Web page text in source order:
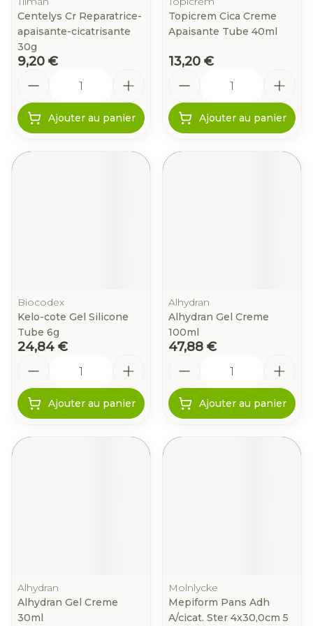
Centelys Cr Reparatrice-
apaisante-cicatrisante
30g
9,20 €
Ajouter au panier
Topicrem Cica Creme
Apaisante Tube 40ml
13,20 €
Ajouter au panier
Biocodex
Kelo-cote Gel Silicone
Tube 6g
24,84 €
Ajouter au panier
Alhydran
Alhydran Gel Creme
100ml
47,88 €
Ajouter au panier
Alhydran
Alhydran Gel Creme
30ml
Molnlycke
Mepiform Pans Adh
A/cicat. Ster 4x30,0cm 5